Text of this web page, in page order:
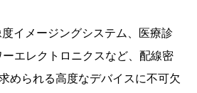
度イメージングシステム、医療診
エレクトロニクスなど、配線密
められる高度なデバイスに不可欠